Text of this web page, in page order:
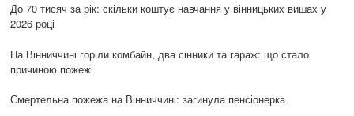
До 70 тисяч за рік: скільки коштує навчання у вінницьких вишах у
2026 році
На Вінниччині горіли комбайн, два сінники та гараж: що стало
причиною пожеж
Смертельна пожежа на Вінниччині: загинула пенсіонерка